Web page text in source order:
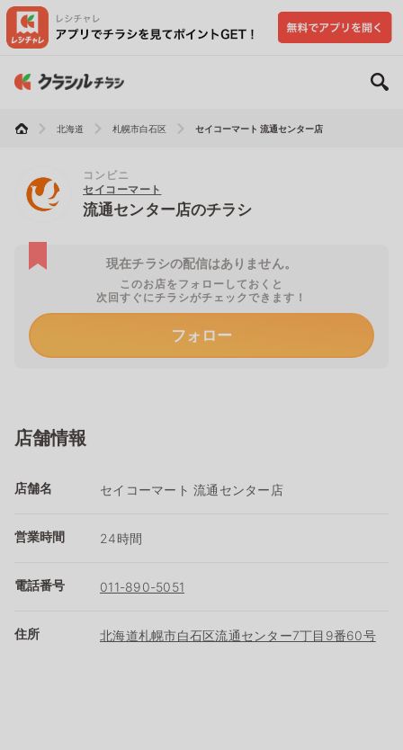
北海道 札幌市白石区 セイコーマート 流通センター店
コンビニ
セイコーマート
流通センター店のチラシ
現在チラシの配信はありません。
このお店をフォローしておくと
次回すぐにチラシがチェックできます！
フォロー
店舗情報
店舗名 セイコーマート 流通センター店
営業時間 24時間
電話番号 011-890-5051
住所 北海道札幌市白石区流通センター7丁目9番60号